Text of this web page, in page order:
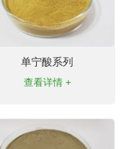
单宁酸系列
查看详情 +